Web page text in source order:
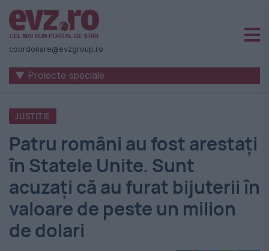
Știri
naționale
internaționale
România
-
Evenimentul
Zilei
coordonare@evzgroup.ro
▼ Proiecte speciale
JUSTITIE
Patru români au fost arestați
în Statele Unite. Sunt
acuzați că au furat bijuterii în
valoare de peste un milion
de dolari